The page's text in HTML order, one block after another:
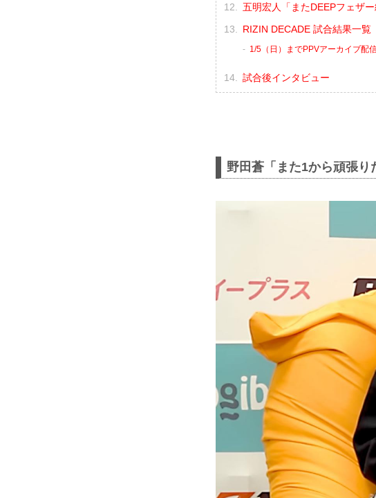
五明宏人「またDEEPフェザ
RIZIN DECADE 試合結果一覧
1/5（日）までPPVアーカイブ配信
試合後インタビュー
野田蒼「また1から頑張り